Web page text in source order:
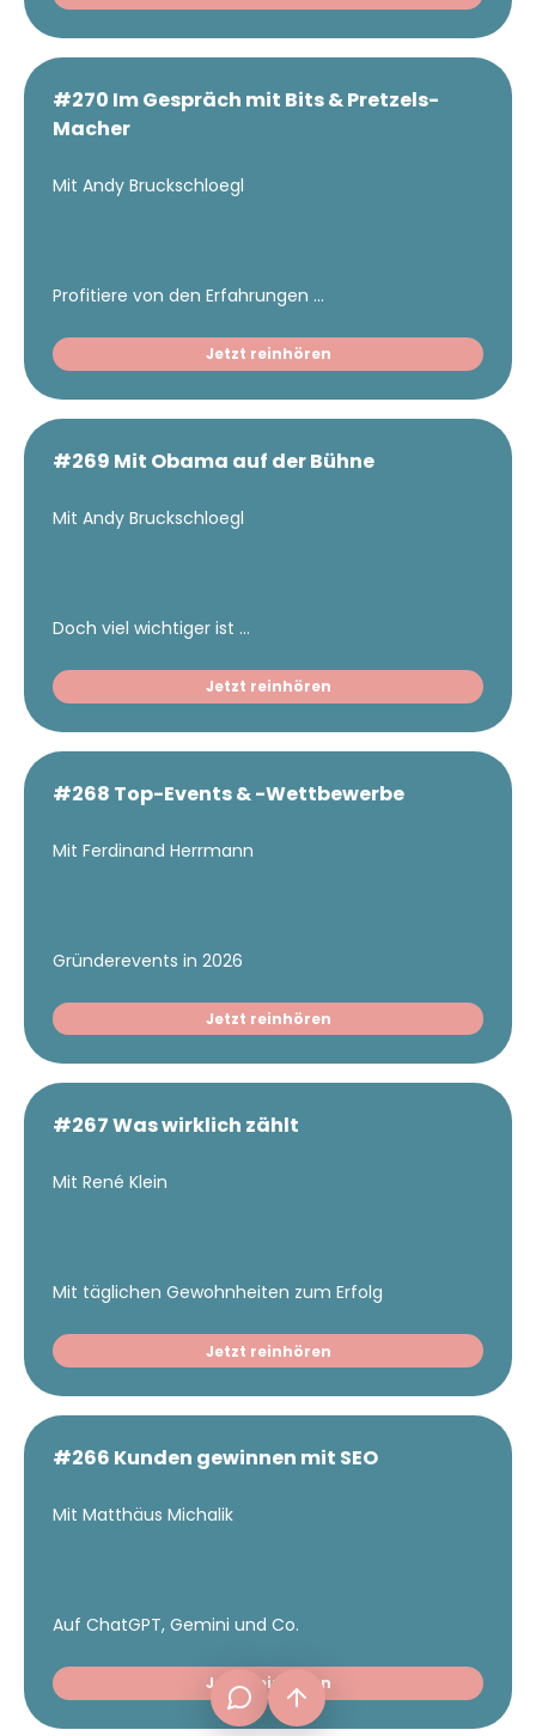
#270 Im Gespräch mit Bits & Pretzels-
Macher
Mit Andy Bruckschloegl
Profitiere von den Erfahrungen ...
Jetzt reinhören
#269 Mit Obama auf der Bühne
Mit Andy Bruckschloegl
Doch viel wichtiger ist ...
Jetzt reinhören
#268 Top-Events & -Wettbewerbe
Mit Ferdinand Herrmann
Gründerevents in 2026
Jetzt reinhören
#267 Was wirklich zählt
Mit René Klein
Mit täglichen Gewohnheiten zum Erfolg
Jetzt reinhören
#266 Kunden gewinnen mit SEO
Mit Matthäus Michalik
Auf ChatGPT, Gemini und Co.
Jetzt reinhören
frage[at]fuer-gruender.de